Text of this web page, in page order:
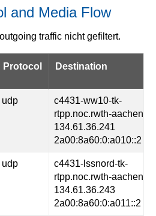
and Media Flow
traffic nicht gefiltert.
Protocol Destination
udp
c4431-ww10-tk-
rtpp.noc.rwth-aachen.de
134.61.36.241
2a00:8a60:0:a010::2
udp
c4431-lssnord-tk-
rtpp.noc.rwth-aachen.de
134.61.36.243
2a00:8a60:0:a011::2